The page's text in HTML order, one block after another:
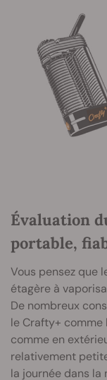
Évaluation
portable,
Vous pensez que
étagère à
De nombreux
le Crafty+ comme
comme en
relativement
la journée dans la